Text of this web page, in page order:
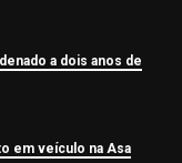
a dois anos de
em veículo na Asa